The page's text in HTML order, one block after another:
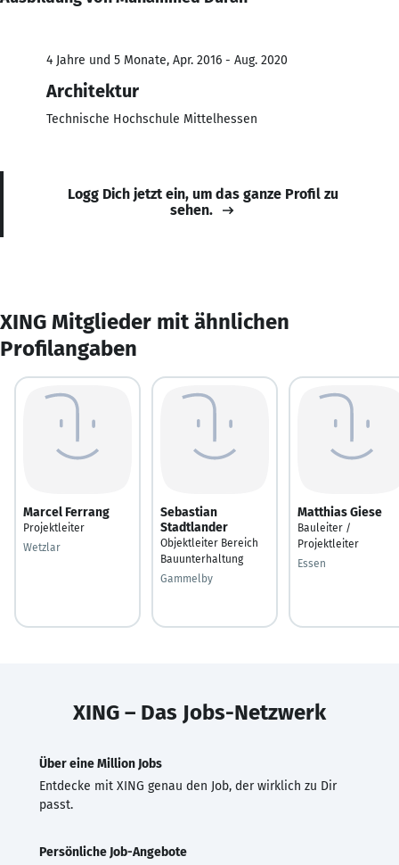
4 Jahre und 5 Monate, Apr. 2016 - Aug. 2020
Architektur
Technische Hochschule Mittelhessen
Logg Dich jetzt ein, um das ganze Profil zu
sehen.
XING Mitglieder mit ähnlichen
Profilangaben
Marcel Ferrang
Projektleiter
Wetzlar
Sebastian
Stadtlander
Objektleiter Bereich
Bauunterhaltung
Gammelby
Matthias Giese
Bauleiter /
Projektleiter
Essen
XING – Das Jobs-Netzwerk
Über eine Million Jobs
Entdecke mit XING genau den Job, der wirklich zu Dir
passt.
Persönliche Job-Angebote